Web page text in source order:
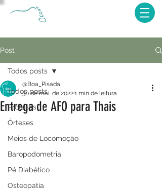
Post
Todos posts
Próteses
Órteses
Meios de Locomoção
Baropodometria
Pé Diabético
Osteopatia
Todos posts
Entrega de AFO para Thais
@Boa_Pisada
30 de mai. de 20221 min de leitura